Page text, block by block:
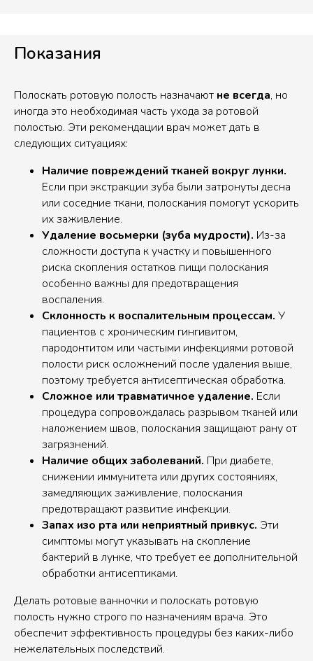
Показания
Полоскать ротовую полость назначают не всегда, но
иногда это необходимая часть ухода за ротовой
полостью. Эти рекомендации врач может дать в
следующих ситуациях:
Наличие повреждений тканей вокруг лунки.
Если при экстракции зуба были затронуты десна
или соседние ткани, полоскания помогут ускорить
их заживление.
Удаление восьмерки (зуба мудрости). Из-за
сложности доступа к участку и повышенного
риска скопления остатков пищи полоскания
особенно важны для предотвращения
воспаления.
Склонность к воспалительным процессам. У
пациентов с хроническим гингивитом,
пародонтитом или частыми инфекциями ротовой
полости риск осложнений после удаления выше,
поэтому требуется антисептическая обработка.
Сложное или травматичное удаление. Если
процедура сопровождалась разрывом тканей или
наложением швов, полоскания защищают рану от
загрязнений.
Наличие общих заболеваний. При диабете,
снижении иммунитета или других состояниях,
замедляющих заживление, полоскания
предотвращают развитие инфекции.
Запах изо рта или неприятный привкус. Эти
симптомы могут указывать на скопление
бактерий в лунке, что требует ее дополнительной
обработки антисептиками.
Делать ротовые ванночки и полоскать ротовую
полость нужно строго по назначениям врача. Это
обеспечит эффективность процедуры без каких-либо
нежелательных последствий.